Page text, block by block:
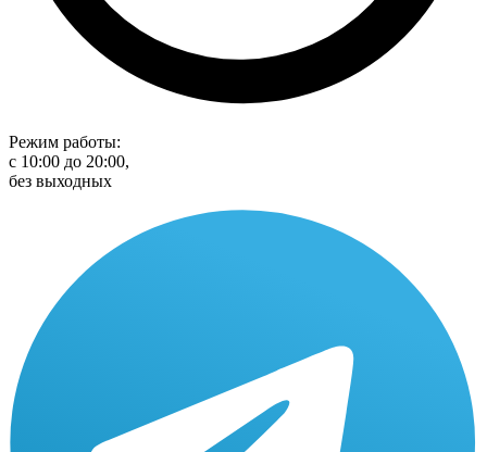
Режим работы:
с 10:00 до 20:00,
без выходных